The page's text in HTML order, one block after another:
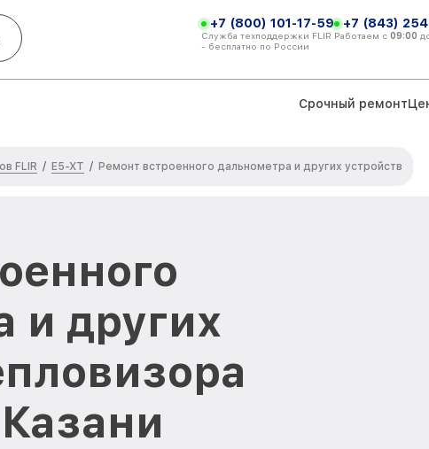
+7 (800) 101-17-59
Служба техподдержки FLIR
- бесплатно по России
+7 (843)
Работаем с 09:00
Срочный ремонт
FLIR / E5-XT / Ремонт встроенного дальнометра и других устройств
и других